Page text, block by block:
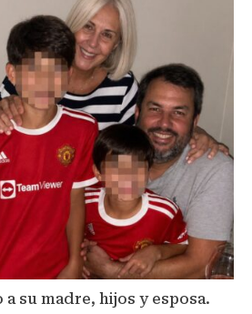
su madre, hijos y esposa.